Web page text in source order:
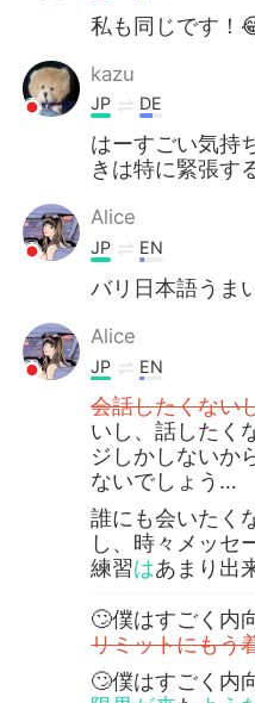
私も同じです！
kazu
JP DE
はーすごい気持
きは特に緊張す
Alice
JP EN
バリ日本語うま
Alice
JP EN
会話したくない
いし、話したく
ジしかしないか
ないでしょう…
誰にも会いたく
し、時々メッセ
練習はあまり出
🙄僕はすごく内
リミットにもう
🙄僕はすごく内